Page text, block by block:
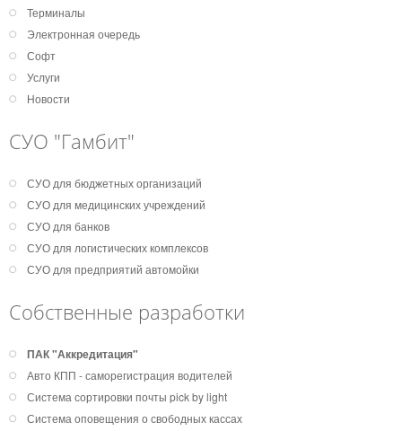
Терминалы
Электронная очередь
Софт
Услуги
Новости
СУО "Гамбит"
СУО для бюджетных организаций
СУО для медицинских учреждений
СУО для банков
СУО для логистических комплексов
СУО для предприятий автомойки
Собственные разработки
ПАК "Аккредитация"
Авто КПП - саморегистрация водителей
Система сортировки почты pick by light
Система оповещения о свободных кассах